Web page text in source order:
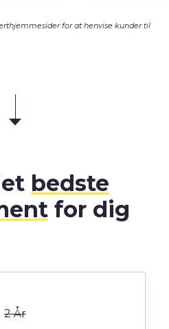
for at henvise kunder til
bedste
for dig
2 År